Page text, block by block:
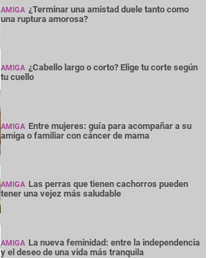
AMIGA ¿Terminar una amistad duele tanto como
una ruptura amorosa?
AMIGA ¿Cabello largo o corto? Elige tu corte según
tu cuello
AMIGA Entre mujeres: guía para acompañar a su
amiga o familiar con cáncer de mama
AMIGA Las perras que tienen cachorros pueden
tener una vejez más saludable
AMIGA La nueva feminidad: entre la independencia
y el deseo de una vida más tranquila